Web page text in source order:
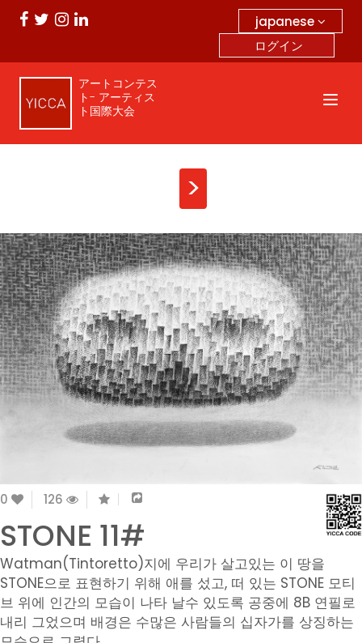
japanese
ログイン
アートコンテス
ト- アーティス
ト国際大会
>
0 126
STONE 11#
Watman(Tintoretto)지에 우리가 살고있는 이 땅을
STONE으로 표현하기 위해 애를 섰고, 떠 있는 STONE 모티
브 위에 인간의 모습이 나타 날수 있도록 공중에 8B 연필로
내리 그었으며 배경은 수많은 사람들의 십자가를 상징하는